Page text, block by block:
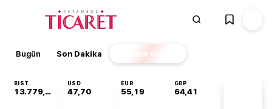
Bugün Son Dakika Finans EKSTRA
BIST
13.779,39
USD
47,70
EUR
55,19
GBP
64,41